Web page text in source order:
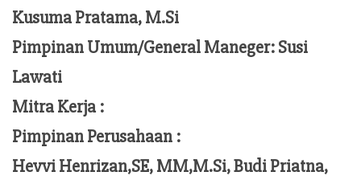
Kusuma Pratama, M.Si
Pimpinan Umum/General Maneger:Susi
Lawati
Mitra Kerja :
Pimpinan Perusahaan :
Hevvi Henrizan,SE, MM,M.Si,Budi Priatna,